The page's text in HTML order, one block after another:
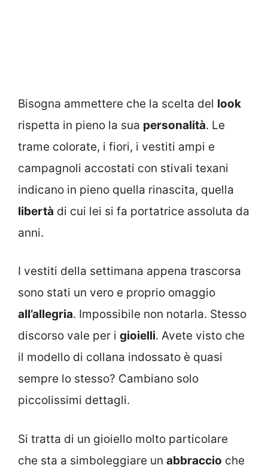
Bisogna ammettere che la scelta del look
rispetta in pieno la sua personalità. Le
trame colorate, i fiori, i vestiti ampi e
campagnoli accostati con stivali texani
indicano in pieno quella rinascita, quella
libertà di cui lei si fa portatrice assoluta da
anni.
I vestiti della settimana appena trascorsa
sono stati un vero e proprio omaggio
all’allegria. Impossibile non notarla. Stesso
discorso vale per i gioielli. Avete visto che
il modello di collana indossato è quasi
sempre lo stesso? Cambiano solo
piccolissimi dettagli.
Si tratta di un gioiello molto particolare
che sta a simboleggiare un abbraccio che